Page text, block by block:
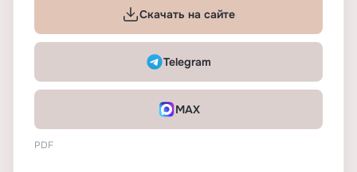
Скачать на сайте
Telegram
MAX
PDF